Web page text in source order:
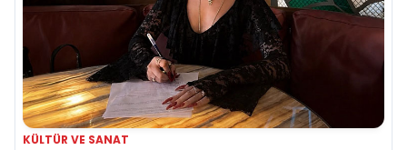
KÜLTÜR VE SANAT